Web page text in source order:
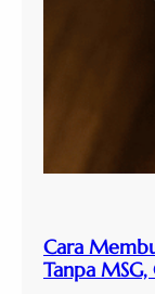
Cara
Tanpa